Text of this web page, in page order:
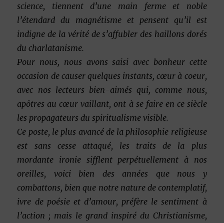
science, tiennent d’une main ferme et noble
l’étendard du magnétisme et pensent qu’il est
indigne de la vérité de s’affubler des haillons dorés
du charlatanisme.
Pour nous, nous avons saisi avec bonheur cette
occasion de causer quelques instants, cœur à coeur,
avec nos lecteurs bien-aimés qui, comme nous,
apôtres au cœur vaillant, ont à se faire en ce siècle
les propagateurs du spiritualisme visible.
Ce poste, le plus avancé de la philosophie religieuse
est sans cesse attaqué, les traits de la plus
mordante ironie sifflent perpétuellement à nos
oreilles, voici bien des années que nous y
combattons, bien que notre nature de contemplatif,
ivre de poésie et d’amour, préfère le sentiment à
l’action ; mais le grand inspiré du Christianisme,